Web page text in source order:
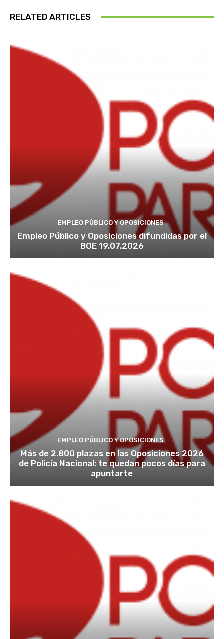
RELATED ARTICLES
EMPLEO PÚBLICO Y OPOSICIONES
Empleo Público y Oposiciones difundidas por el
BOE 19.07.2026
EMPLEO PÚBLICO Y OPOSICIONES
Más de 2.800 plazas en las Oposiciones 2026
de Policía Nacional: te quedan pocos días para
apuntarte